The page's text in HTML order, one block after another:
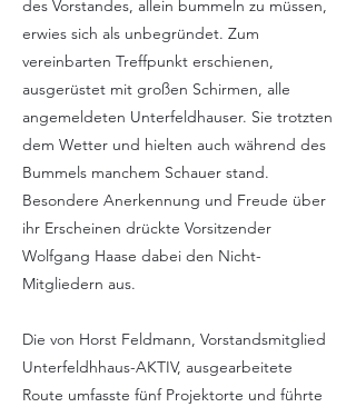
des Vorstandes, allein bummeln zu müssen,
erwies sich als unbegründet. Zum
vereinbarten Treffpunkt erschienen,
ausgerüstet mit großen Schirmen, alle
angemeldeten Unterfeldhauser. Sie trotzten
dem Wetter und hielten auch während des
Bummels manchem Schauer stand.
Besondere Anerkennung und Freude über
ihr Erscheinen drückte Vorsitzender
Wolfgang Haase dabei den Nicht-
Mitgliedern aus.
Die von Horst Feldmann, Vorstandsmitglied
Unterfeldhhaus-AKTIV, ausgearbeitete
Route umfasste fünf Projektorte und führte